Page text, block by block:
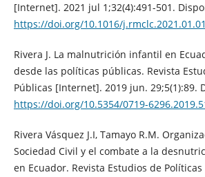
[Internet]. 2021 jul 1;32(4):491-501.
https://doi.org/10.1016/
Rivera J. La malnutrición infantil en
desde las políticas públicas. Revista
Públicas [Internet]. 2019 jun. 29;5(1):89.
https://doi.org/10.5354/0719-
Rivera Vásquez J.I, Tamayo R.M.
Sociedad Civil y el combate a la
en Ecuador. Revista Estudios de